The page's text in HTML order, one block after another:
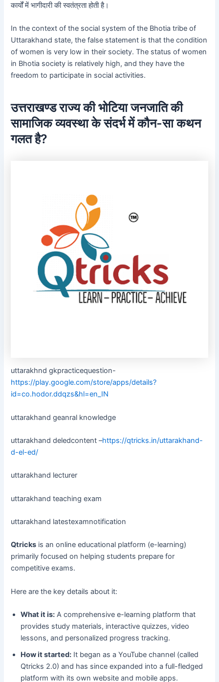
कार्यों में भागीदारी की स्वतंत्रता होती है।
In the context of the social system of the Bhotia tribe of
Uttarakhand state, the false statement is that the condition
of women is very low in their society. The status of women
in Bhotia society is relatively high, and they have the
freedom to participate in social activities.
उत्तराखण्ड राज्य की भोटिया जनजाति की
सामाजिक व्यवस्था के संदर्भ में कौन-सा कथन
गलत है?
uttarakhnd gkpracticequestion-
https://play.google.com/store/apps/details?
id=co.hodor.ddqzs&hl=en_IN
uttarakhand geanral knowledge
uttarakhand deledcontent –https://qtricks.in/uttarakhand-
d-el-ed/
uttarakhand lecturer
uttarakhand teaching exam
uttarakhand latestexamnotification
Qtricks is an online educational platform (e-learning)
primarily focused on helping students prepare for
competitive exams.
Here are the key details about it:
What it is: A comprehensive e-learning platform that
provides study materials, interactive quizzes, video
lessons, and personalized progress tracking.
How it started: It began as a YouTube channel (called
Qtricks 2.0) and has since expanded into a full-fledged
platform with its own website and mobile apps.